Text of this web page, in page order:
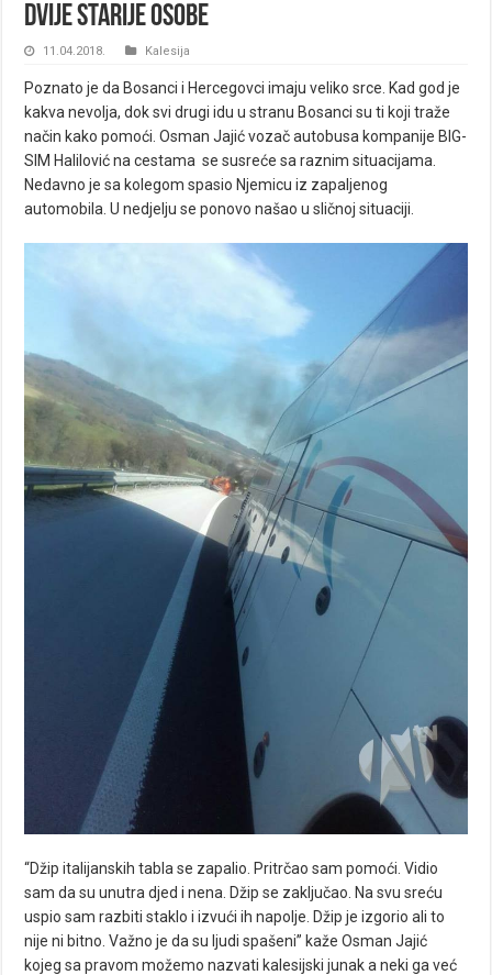
dvije starije osobe
11.04.2018. Kalesija
Poznato je da Bosanci i Hercegovci imaju veliko srce. Kad god je
kakva nevolja, dok svi drugi idu u stranu Bosanci su ti koji traže
način kako pomoći. Osman Jajić vozač autobusa kompanije BIG-
SIM Halilović na cestama se susreće sa raznim situacijama.
Nedavno je sa kolegom spasio Njemicu iz zapaljenog
automobila. U nedjelju se ponovo našao u sličnoj situaciji.
“Džip italijanskih tabla se zapalio. Pritrčao sam pomoći. Vidio
sam da su unutra djed i nena. Džip se zaključao. Na svu sreću
uspio sam razbiti staklo i izvući ih napolje. Džip je izgorio ali to
nije ni bitno. Važno je da su ljudi spašeni” kaže Osman Jajić
kojeg sa pravom možemo nazvati kalesijski junak a neki ga već